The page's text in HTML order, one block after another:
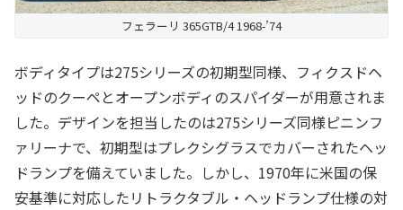
フェラーリ 365GTB/4 1968-’74
ボディタイプは275シリーズの初期型同様、フィクスドヘ
ッドのクーペとオープンボディのスパイダーが用意されま
した。デザインを担当したのは275シリーズ同様ピニンフ
ァリーナで、初期型はプレクシグラスでカバーされたヘッ
ドランプを備えていました。しかし、1970年に米国の保
安基準に対応したリトラクタブル・ヘッドランプ仕様の対